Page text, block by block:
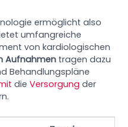
ermöglicht also
umfangreiche
von kardiologischen
Aufnahmen tragen dazu
Behandlungspläne
dieVersorgung der